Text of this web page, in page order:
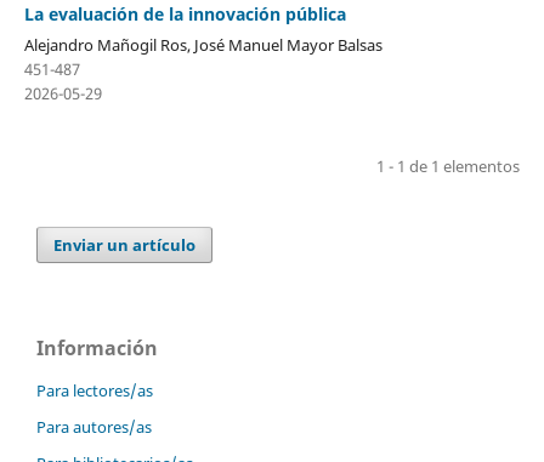
La evaluación de la innovación pública
Alejandro Mañogil Ros, José Manuel Mayor Balsas
451-487
2026-05-29
1 - 1 de 1 elementos
Enviar un artículo
Información
Para lectores/as
Para autores/as